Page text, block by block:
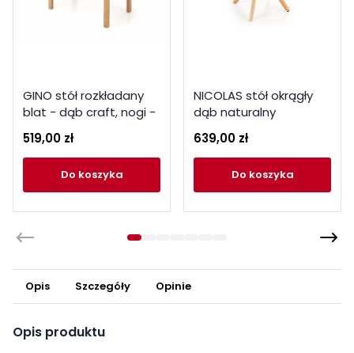
GINO stół rozkładany
blat - dąb craft, nogi -
519,00 zł
do koszyka
NICOLAS stół okrągły
dąb naturalny
639,00 zł
do koszyka
Opis Szczegóły Opinie
Opis produktu